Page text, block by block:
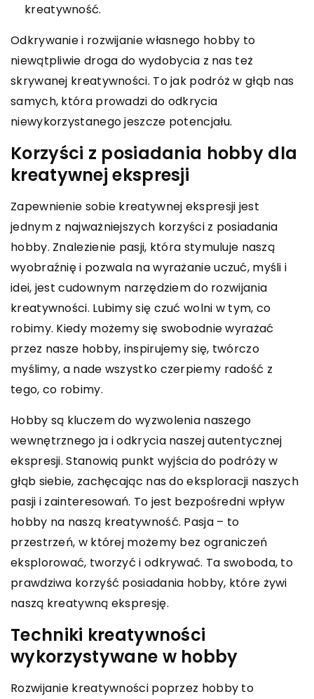
kreatywność.
Odkrywanie i rozwijanie własnego hobby to
niewątpliwie droga do wydobycia z nas też
skrywanej kreatywności. To jak podróż w głąb nas
samych, która prowadzi do odkrycia
niewykorzystanego jeszcze potencjału.
Korzyści z posiadania hobby dla
kreatywnej ekspresji
Zapewnienie sobie kreatywnej ekspresji jest
jednym z najważniejszych korzyści z posiadania
hobby. Znalezienie pasji, która stymuluje naszą
wyobraźnię i pozwala na wyrażanie uczuć, myśli i
idei, jest cudownym narzędziem do rozwijania
kreatywności. Lubimy się czuć wolni w tym, co
robimy. Kiedy możemy się swobodnie wyrażać
przez nasze hobby, inspirujemy się, twórczo
myślimy, a nade wszystko czerpiemy radość z
tego, co robimy.
Hobby są kluczem do wyzwolenia naszego
wewnętrznego ja i odkrycia naszej autentycznej
ekspresji. Stanowią punkt wyjścia do podróży w
głąb siebie, zachęcając nas do eksploracji naszych
pasji i zainteresowań. To jest bezpośredni wpływ
hobby na naszą kreatywność. Pasja – to
przestrzeń, w której możemy bez ograniczeń
eksplorować, tworzyć i odkrywać. Ta swoboda, to
prawdziwa korzyść posiadania hobby, które żywi
naszą kreatywną ekspresję.
Techniki kreatywności
wykorzystywane w hobby
Rozwijanie kreatywności poprzez hobby to